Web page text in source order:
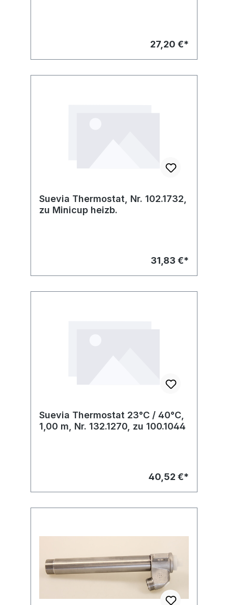
27,20 €*
Suevia Thermostat, Nr. 102.1732,
zu Minicup heizb.
31,83 €*
Suevia Thermostat 23°C / 40°C,
1,00 m, Nr. 132.1270, zu 100.1044
40,52 €*